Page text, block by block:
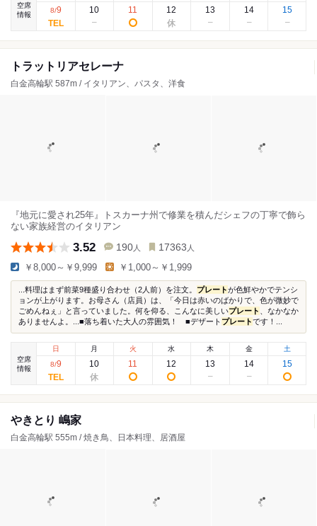
空席
情報
8/9 10 11 12 13 14 15
トラットリアセレーナ
白金高輪駅 587m / イタリアン、パスタ、洋食
『地元に愛され25年』トスカーナ州で修業を積んだシェフの丁寧で飾ら
ない家族経営のイタリアン
3.52 190 人 17363 人
￥8,000～￥9,999 ￥1,000～￥1,999
...料理はまず前菜9種盛り合わせ（2人前）を注文。 プレートが色鮮やかでテンシ
ョンが上がります。お母さん（店員）は、「今日は赤いのばかりで、色が微妙で
ごめんねぇ」と言っていました。何を仰る、こんなに美しいプレート
、なかなか
ありませんよ。...■落ち着いた大人の雰囲気！ ■デザート プレートです！...
空席
情報
日
8/9
月
10
火
11
水
12
木
13
金
14
土
15
やきとり 嶋家
白金高輪駅 555m / 焼き鳥、日本料理、居酒屋